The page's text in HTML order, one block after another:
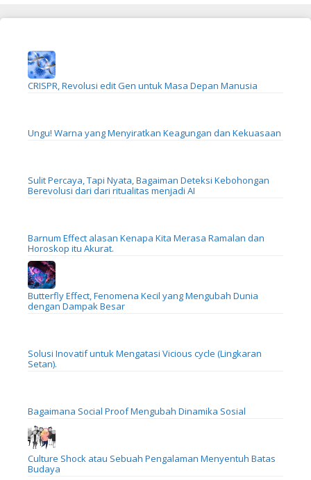
CRISPR, Revolusi edit Gen untuk Masa Depan Manusia
Ungu! Warna yang Menyiratkan Keagungan dan Kekuasaan
Sulit Percaya, Tapi Nyata, Bagaiman Deteksi Kebohongan
Berevolusi dari dari ritualitas menjadi AI
Barnum Effect alasan Kenapa Kita Merasa Ramalan dan
Horoskop itu Akurat.
Butterfly Effect, Fenomena Kecil yang Mengubah Dunia
dengan Dampak Besar
Solusi Inovatif untuk Mengatasi Vicious cycle (Lingkaran
Setan).
Bagaimana Social Proof Mengubah Dinamika Sosial
Culture Shock atau Sebuah Pengalaman Menyentuh Batas
Budaya